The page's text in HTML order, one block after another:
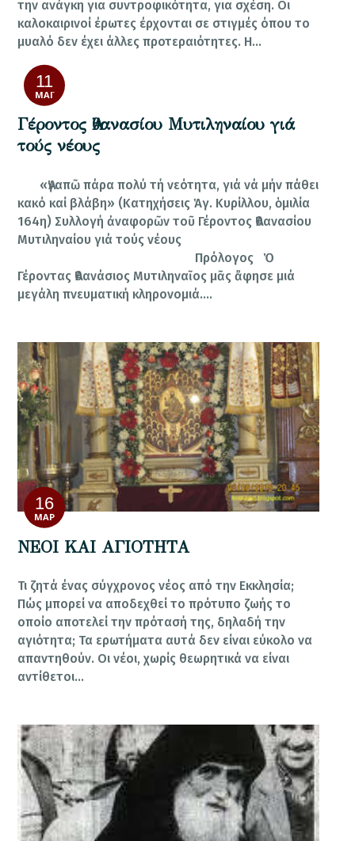
την ανάγκη για συντροφικότητα, για σχέση. Οι
καλοκαιρινοί έρωτες έρχονται σε στιγμές όπου το
μυαλό δεν έχει άλλες προτεραιότητες. Η…
11
ΜΆΙ
Γέροντος Ἀθανασίου Μυτιληναίου γιά
τούς νέους
«Ἀγαπῶ πάρα πολύ τή νεότητα, γιά νά μήν πάθει
κακό καί βλάβη» (Κατηχήσεις Ἁγ. Κυρίλλου, ὁμιλία
164η) Συλλογή ἀναφορῶν τοῦ Γέροντος Ἀθανασίου
Μυτιληναίου γιά τούς νέους
Πρόλογος Ὁ
Γέροντας Ἀθανάσιος Μυτιληναῖος μᾶς ἄφησε μιά
μεγάλη πνευματική κληρονομιά.…
16
ΜΑΡ
ΝΕΟΙ ΚΑΙ ΑΓΙΟΤΗΤΑ
Τι ζητά ένας σύγχρονος νέος από την Εκκλησία;
Πώς μπορεί να αποδεχθεί το πρότυπο ζωής το
οποίο αποτελεί την πρότασή της, δηλαδή την
αγιότητα; Τα ερωτήματα αυτά δεν είναι εύκολο να
απαντηθούν. Οι νέοι, χωρίς θεωρητικά να είναι
αντίθετοι…